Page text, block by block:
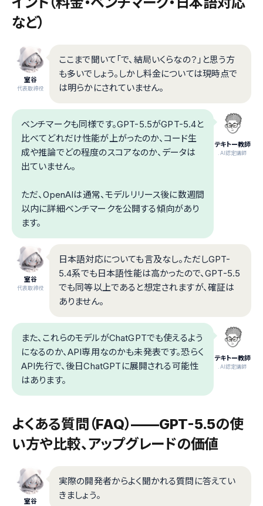
など）
室谷
代表取締役
ここまで聞いて「で、結局いくらなの？」と思う方
も多いでしょう。しかし料金については現時点で
は明らかにされていません。
テキトー教師
.AI認定講師
ベンチマークも同様です。GPT-5.5がGPT-5.4と
比べてどれだけ性能が上がったのか、コード生
成や推論でどの程度のスコアなのか、データは
出ていません。
ただ、OpenAIは通常、モデルリリース後に数週間
以内に詳細ベンチマークを公開する傾向があり
ます。
室谷
代表取締役
日本語対応についても言及なし。ただしGPT-
5.4系でも日本語性能は高かったので、GPT-5.5
でも同等以上であると想定されますが、確証は
ありません。
テキトー教師
.AI認定講師
また、これらのモデルがChatGPTでも使えるよう
になるのか、API専用なのかも未発表です。恐らく
API先行で、後日ChatGPTに展開される可能性
はあります。
よくある質問（FAQ）——GPT-5.5の使
い方や比較、アップグレードの価値
室谷
実際の開発者からよく聞かれる質問に答えてい
きましょう。